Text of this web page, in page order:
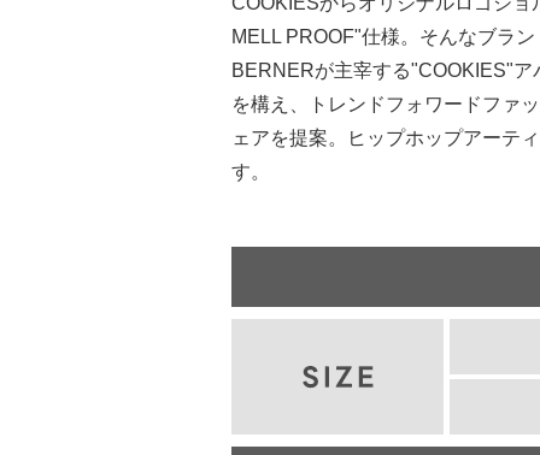
MELL PROOF"仕様。そんなブラ
BERNERが主宰する"COOKIES"
を構え、トレンドフォワードファ
ェアを提案。ヒップホップアーテ
す。